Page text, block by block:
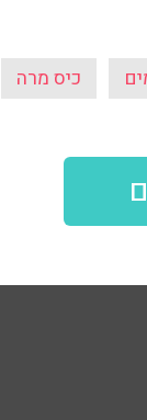
כיס מרה